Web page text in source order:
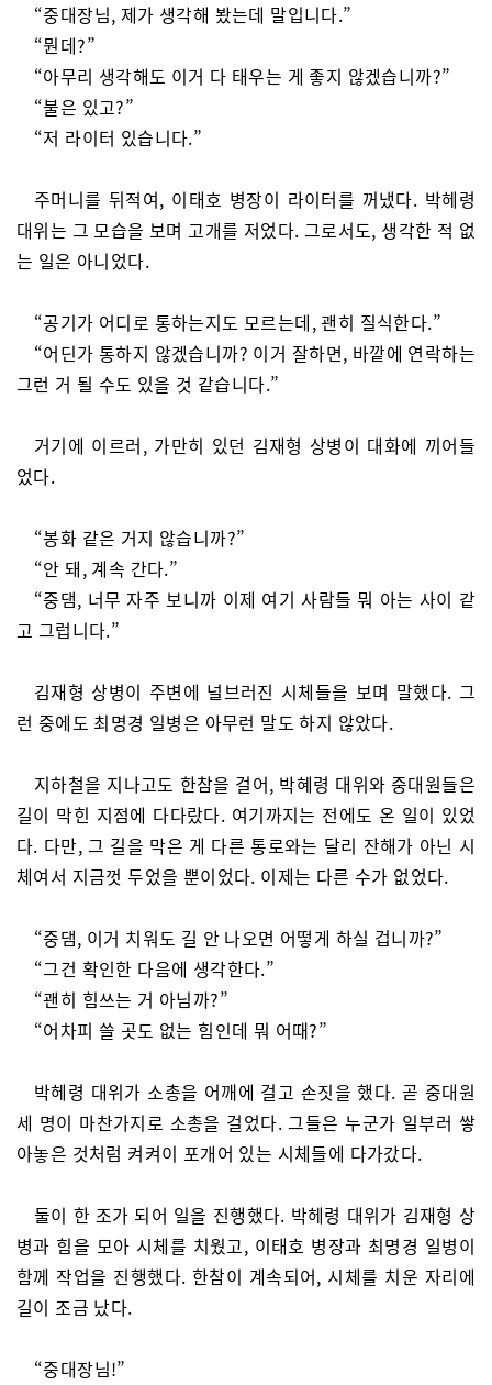
“중대장님, 제가 생각해 봤는데 말입니다.”
“뭔데?”
“아무리 생각해도 이거 다 태우는 게 좋지 않겠습니까?”
“불은 있고?”
“저 라이터 있습니다.”
주머니를 뒤적여, 이태호 병장이 라이터를 꺼냈다. 박헤령
대위는 그 모습을 보며 고개를 저었다. 그로서도, 생각한 적 없
는 일은 아니었다.
“공기가 어디로 통하는지도 모르는데, 괜히 질식한다.”
“어딘가 통하지 않겠습니까? 이거 잘하면, 바깥에 연락하는
그런 거 될 수도 있을 것 같습니다.”
거기에 이르러, 가만히 있던 김재형 상병이 대화에 끼어들
었다.
“봉화 같은 거지 않습니까?”
“안 돼, 계속 간다.”
“중댐, 너무 자주 보니까 이제 여기 사람들 뭐 아는 사이 같
고 그럽니다.”
김재형 상병이 주변에 널브러진 시체들을 보며 말했다. 그
런 중에도 최명경 일병은 아무런 말도 하지 않았다.
지하철을 지나고도 한참을 걸어, 박혜령 대위와 중대원들은
길이 막힌 지점에 다다랐다. 여기까지는 전에도 온 일이 있었
다. 다만, 그 길을 막은 게 다른 통로와는 달리 잔해가 아닌 시
체여서 지금껏 두었을 뿐이었다. 이제는 다른 수가 없었다.
“중댐, 이거 치워도 길 안 나오면 어떻게 하실 겁니까?”
“그건 확인한 다음에 생각한다.”
“괜히 힘쓰는 거 아님까?”
“어차피 쓸 곳도 없는 힘인데 뭐 어때?”
박헤령 대위가 소총을 어깨에 걸고 손짓을 했다. 곧 중대원
세 명이 마찬가지로 소총을 걸었다. 그들은 누군가 일부러 쌓
아놓은 것처럼 켜켜이 포개어 있는 시체들에 다가갔다.
둘이 한 조가 되어 일을 진행했다. 박헤령 대위가 김재형 상
병과 힘을 모아 시체를 치웠고, 이태호 병장과 최명경 일병이
함께 작업을 진행했다. 한참이 계속되어, 시체를 치운 자리에
길이 조금 났다.
“중대장님!”